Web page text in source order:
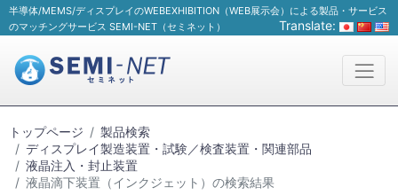
半導体/MEMS/ディスプレイのWEBEXHIBITION（WEB展示会）による製品・サービス
のマッチングサービス SEMI-NET（セミネット）
Translate:
トップページ
製品検索
ディスプレイ製造装置・試験／検査装置・関連部品
液晶注入・封止装置
液晶滴下装置（インクジェット）の検索結果